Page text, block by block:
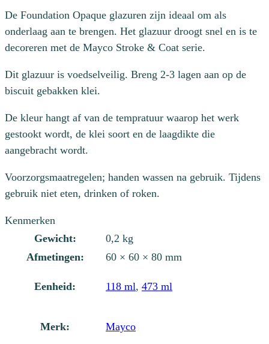
De Foundation Opaque glazuren zijn ideaal om als
onderlaag aan te brengen. Het glazuur droogt snel en is te
decoreren met de Mayco Stroke & Coat serie.
Dit glazuur is voedselveilig. Breng 2-3 lagen aan op de
biscuit gebakken klei.
De kleur hangt af van de tempratuur waarop het werk
gestookt wordt, de klei soort en de laagdikte die
aangebracht wordt.
Voorzorgsmaatregelen; handen wassen na gebruik. Tijdens
gebruik niet eten, drinken of roken.
Kenmerken
Gewicht:
0,2 kg
Afmetingen:
60 × 60 × 80 mm
Eenheid: 118 ml, 473 ml
Merk: Mayco